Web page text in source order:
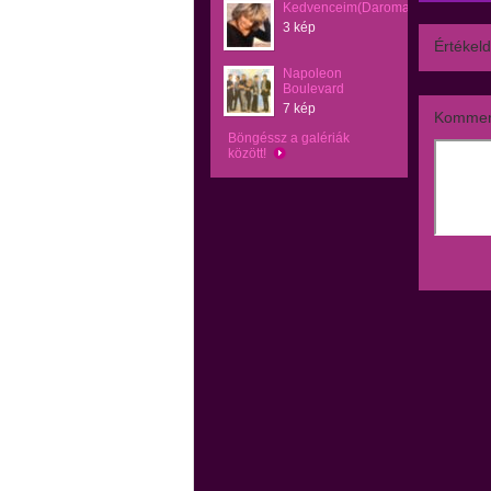
Kedvenceim(Daromary)
3 kép
Napoleon
Boulevard
7 kép
Böngéssz a galériák
között!